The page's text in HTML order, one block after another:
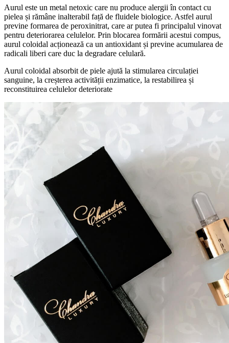
Aurul este un metal netoxic care nu produce alergii în contact cu
pielea și rămâne inalterabil față de fluidele biologice. Astfel aurul
previne formarea de peroxinitrat, care ar putea fi principalul vinovat
pentru deteriorarea celulelor. Prin blocarea formării acestui compus,
aurul coloidal acționează ca un antioxidant și previne acumularea de
radicali liberi care duc la degradare celulară.
Aurul coloidal absorbit de piele ajută la stimularea circulației
sanguine, la creșterea activității enzimatice, la restabilirea și
reconstituirea celulelor deteriorate